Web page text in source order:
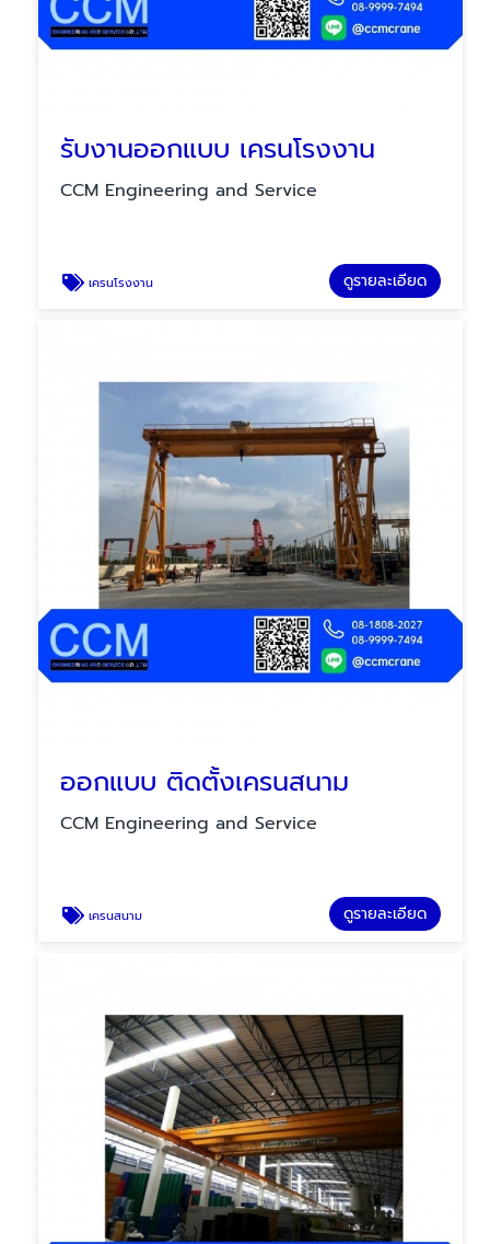
รับงานออกแบบ เครนโรงงาน
CCM Engineering and Service
เครนโรงงาน ดูรายละเอียด
ออกแบบ ติดตั้งเครนสนาม
CCM Engineering and Service
เครนสนาม ดูรายละเอียด